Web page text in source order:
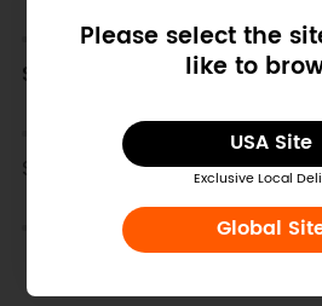
Please select the
like to
USA Site
Exclusive Local
Global
RS485 Ultraviolet (UV)
Sensor (290-390nm)（SKU:
Gravity: TCS34725 RGB
SEN0212）
Gravity: 240370 Ultraviolet
（SKU: SEN0636）